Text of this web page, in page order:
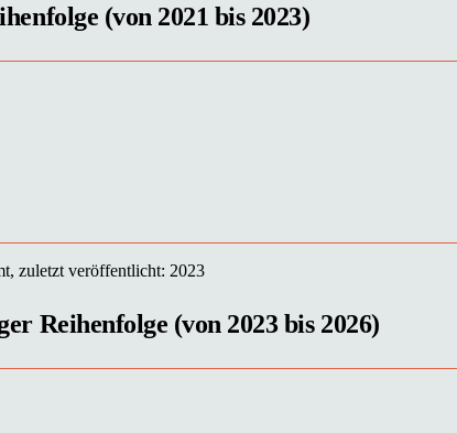
(von 2021 bis 2023)
zuletzt veröffentlicht: 2023
Reihenfolge (von 2023 bis 2026)